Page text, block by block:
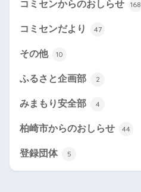
コミセンからのおしらせ 168
コミセンだより 47
その他 10
ふるさと企画部 2
みまもり安全部 4
柏崎市からのおしらせ 44
登録団体 5